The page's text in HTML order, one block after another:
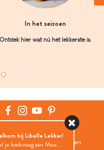
In het seizoen
Ontdek hier wat nú het lekkerste is.
Group
Cookies Cookies instellingen
bij Libelle Lekker!
je kookvraag aan Maia...